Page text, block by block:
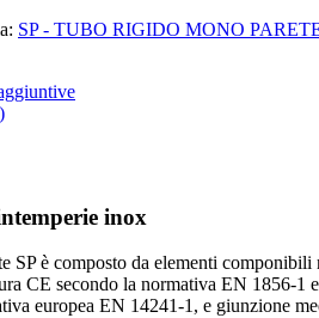
SP - TUBO RIGIDO MONO
inox
SP è composto da elementi
CE secondo la normativa EN 1856-
europea EN 14241-1, e giunzione